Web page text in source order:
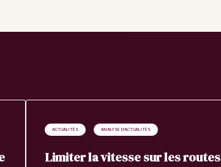
ACTUALITÉS ANALYSE D'ACTUALITÉS
Limiter la vitesse sur les routes